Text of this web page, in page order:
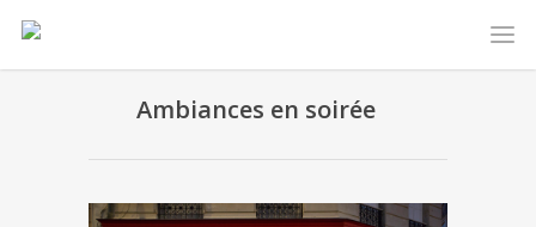
Ambiances en soirée